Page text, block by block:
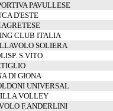
PAVULLESE
D'ESTE
CLUB ITALIA
SOLIERA
S.VITO
DI GIONA
UNIVERSAL
VOLLEY
F.ANDERLINI